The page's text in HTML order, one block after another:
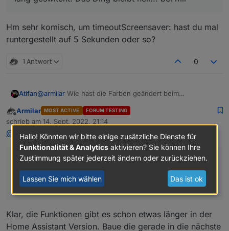
wieder aktiv.
Umgehen könnte man das halt, wenn jedes Mal
ausgelöst wird, der Timer erneuert würde.
Hm sehr komisch, um timeoutScreensaver: hast du mal
runtergestellt auf 5 Sekunden oder so?
1 Antwort 0
Atifan@armilar Wie hast die Farben geändert beim
mache, die Farbe ist immer weiß.
Offline
Armilar MOST ACTIVE FORUM TESTING
schrieb am 14. Sept. 2022, 21:14
zuletzt editiert von
@ atifan sagte in Sonoff NSPanel :
@armilarWie hast die Farben geändert beim
Wettervorcast? Hab da alles versucht aber egal was
ich mache, die Farbe ist immer weiß.
Klar, die Funktionen gibt es schon etwas länger in der
Home Assistant Version. Baue die gerade in die nächste
Hallo! Könnten wir bitte einige zusätzliche Dienste für
Funktionalität & Analytics aktivieren? Sie können Ihre
Zustimmung später jederzeit ändern oder zurückziehen.
Lassen Sie mich wählen Das ist ok